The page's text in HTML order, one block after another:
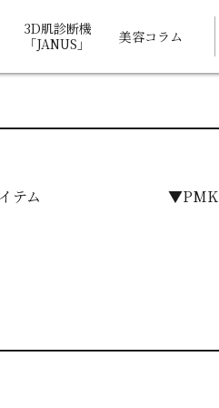
3D肌診断機
「JANUS」
美容コラム
テム ▼PMK